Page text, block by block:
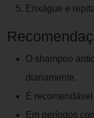
Enxágue e
O shampoo
diariamente.
É
Em períodos